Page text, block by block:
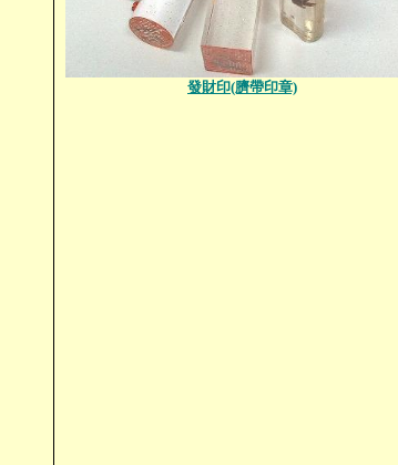
發財印(臍帶印章)